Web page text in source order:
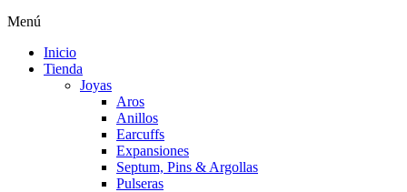
Menú
Inicio
Tienda
Joyas
Aros
Anillos
Earcuffs
Expansiones
Septum, Pins & Argollas
Pulseras